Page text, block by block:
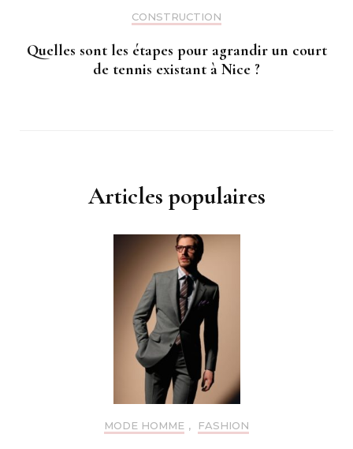
CONSTRUCTION
Quelles sont les étapes pour agrandir un court
de tennis existant à Nice ?
Articles populaires
MODE HOMME , FASHION